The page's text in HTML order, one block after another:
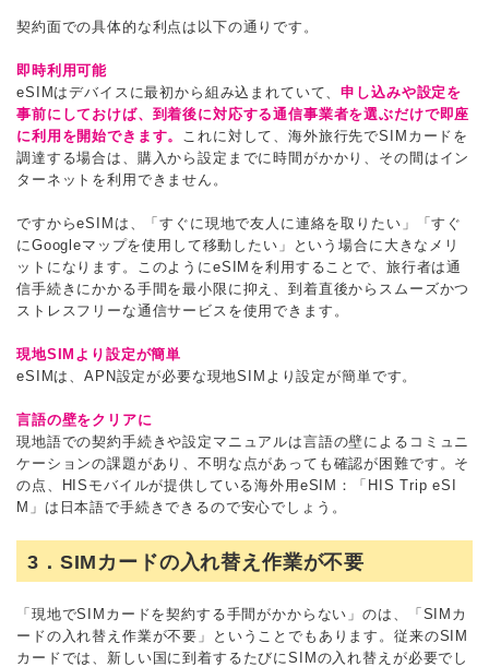
契約面での具体的な利点は以下の通りです。
即時利用可能
eSIMはデバイスに最初から組み込まれていて、申し込みや設定を
事前にしておけば、到着後に対応する通信事業者を選ぶだけで即座
に利用を開始できます。
これに対して、海外旅行先でSIMカードを
調達する場合は、購入から設定までに時間がかかり、その間はイン
ターネットを利用できません。
ですからeSIMは、「すぐに現地で友人に連絡を取りたい」「すぐ
にGoogleマップを使用して移動したい」という場合に大きなメリ
ットになります。このようにeSIMを利用することで、旅行者は通
信手続きにかかる手間を最小限に抑え、到着直後からスムーズかつ
ストレスフリーな通信サービスを使用できます。
現地SIMより設定が簡単
eSIMは、APN設定が必要な現地SIMより設定が簡単です。
言語の壁をクリアに
現地語での契約手続きや設定マニュアルは言語の壁によるコミュニ
ケーションの課題があり、不明な点があっても確認が困難です。そ
の点、HISモバイルが提供している海外用eSIM：「HIS Trip eSI
M」は日本語で手続きできるので安心でしょう。
3．SIMカードの入れ替え作業が不要
「現地でSIMカードを契約する手間がかからない」のは、「SIMカ
ードの入れ替え作業が不要」ということでもあります。従来のSIM
カードでは、新しい国に到着するたびにSIMの入れ替えが必要でし